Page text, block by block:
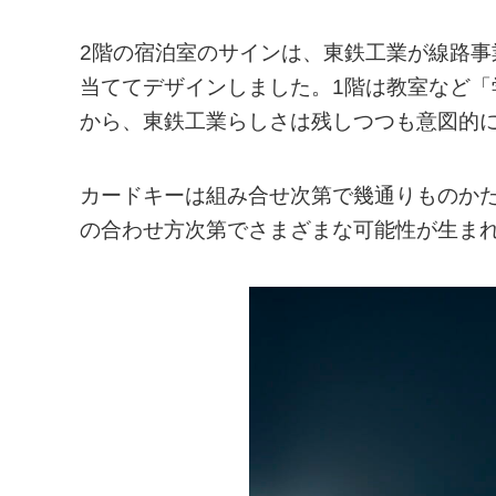
2階の宿泊室のサインは、東鉄工業が線路
当ててデザインしました。1階は教室など
から、東鉄工業らしさは残しつつも意図的
カードキーは組み合せ次第で幾通りものか
の合わせ方次第でさまざまな可能性が生ま